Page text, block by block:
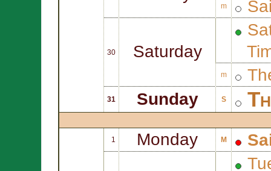
m
30 Saturday
m
31 Sunday S
1 Monday M